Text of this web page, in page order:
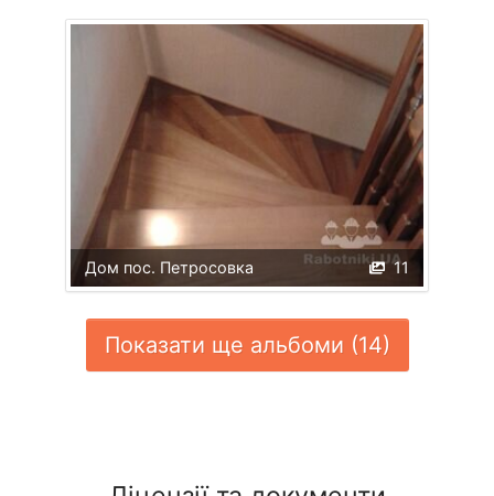
11
Дом пос. Петросовка
Показати ще альбоми (14)